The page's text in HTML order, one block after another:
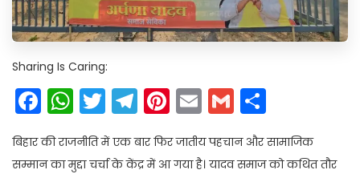
Sharing Is Caring:
Facebook
WhatsApp
Twitter
Telegram
Pinterest
EmailGmail
बिहार की राजनीति में एक बार फिर जातीय पहचान और सामाजिक
सम्मान का मुद्दा चर्चा के केंद्र में आ गया है। यादव समाज को कथित तौर